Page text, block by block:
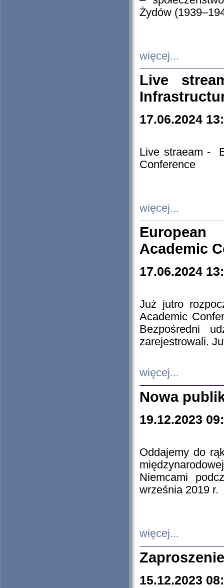
Żydów
więcej...
Live
17.06.2024
Live straeam -
Conference
więcej...
European
Academic
17.06.2024
Już jutro
Academic
Bezpośredni
zarejestrowali.
więcej...
Nowa
19.12.2023
Oddajemy do
Niemcami
września 2019 r.
więcej...
15.12.2023